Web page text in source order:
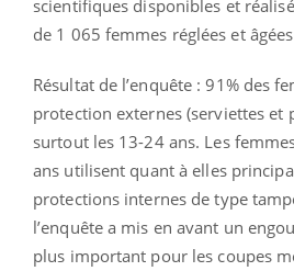
scientifiques disponibles et
de 1 065 femmes réglées et
Résultat de l’enquête : 91% des
protection externes (serviettes et
surtout les 13-24 ans. Les
ans utilisent quant à elles
protections internes de type
l’enquête a mis en avant un
plus important pour les coupes